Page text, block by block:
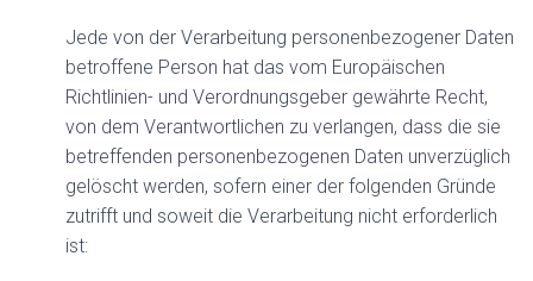
Jede von der Verarbeitung personenbezogener Daten
betroffene Person hat das vom Europäischen
Richtlinien- und Verordnungsgeber gewährte Recht,
von dem Verantwortlichen zu verlangen, dass die sie
betreffenden personenbezogenen Daten unverzüglich
gelöscht werden, sofern einer der folgenden Gründe
zutrifft und soweit die Verarbeitung nicht erforderlich
ist: